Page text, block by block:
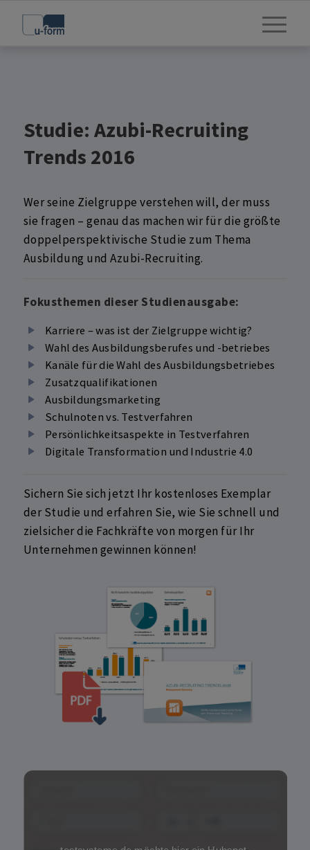
Studie: Azubi-Recruiting
Trends 2016
Wer seine Zielgruppe verstehen will, der muss
sie fragen – genau das machen wir für die größte
doppelperspektivische Studie zum Thema
Ausbildung und Azubi-Recruiting.
Fokusthemen dieser Studienausgabe:
Karriere – was ist der Zielgruppe wichtig?
Wahl des Ausbildungsberufes und -betriebes
Kanäle für die Wahl des Ausbildungsbetriebes
Zusatzqualifikationen
Ausbildungsmarketing
Schulnoten vs. Testverfahren
Persönlichkeitsaspekte in Testverfahren
Digitale Transformation und Industrie 4.0
Sichern Sie sich jetzt Ihr kostenloses Exemplar
der Studie und erfahren Sie, wie Sie schnell und
zielsicher die Fachkräfte von morgen für Ihr
Unternehmen gewinnen können!